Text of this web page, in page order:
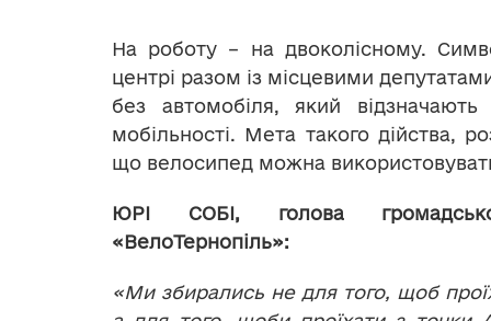
На роботу – на двоколісному.
центрі разом із місцевими
без автомобіля, який
мобільності. Мета такого дійства,
що велосипед можна
ЮРІ СОБІ, голова
«ВелоТернопіль»:
«Ми збирались не для того, щоб прої